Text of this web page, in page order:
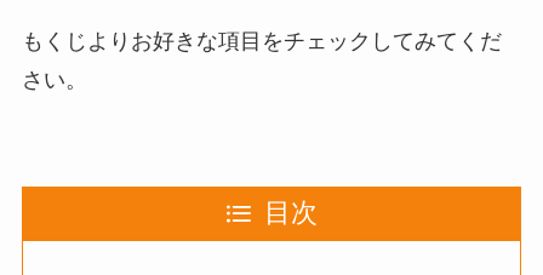
もくじよりお好きな項目をチェックしてみてくだ
さい。
目次